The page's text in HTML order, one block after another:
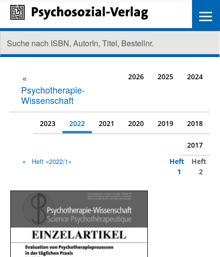
Psychotherapie-
Wissenschaft
2026 2025 2024
2023 2022 2021 2020 2019 2018
2017
Heft »2022/1«
Heft
1
Heft
2
≡